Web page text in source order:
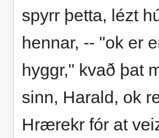
spyrr þetta, lézt
hennar, -- "ok er
hyggr," kvað þat
sinn, Harald, ok
Hrærekr fór at